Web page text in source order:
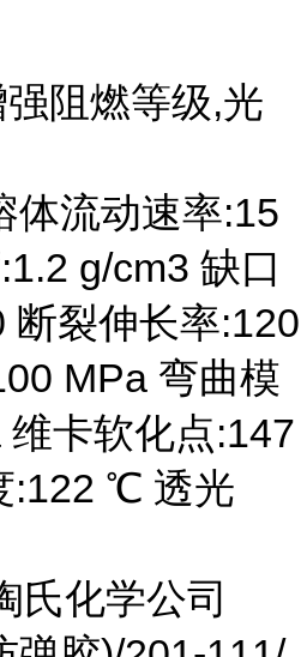
阻燃等级,光
体流动速率:15
g/cm3 缺口
断裂伸长率:120
MPa 弯曲模
卡软化点:147
:122 ℃ 透光
氏化学公司